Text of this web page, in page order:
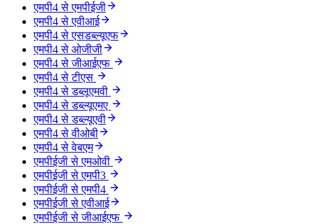
एमपी4 से एमपीईजी
एमपी4 से एवीआई
एमपी4 से एसडब्ल्यूएफ
एमपी4 से ओजीजी
एमपी4 से जीआईएफ
एमपी4 से टीएस
एमपी4 से डब्लूएमवी
एमपी4 से डब्ल्यूएमए
एमपी4 से डब्ल्यूएवी
एमपी4 से वीओबी
एमपी4 से वेबएम
एमपीईजी से एमओवी
एमपीईजी से एमपी3
एमपीईजी से एमपी4
एमपीईजी से एवीआई
एमपीईजी से जीआईएफ